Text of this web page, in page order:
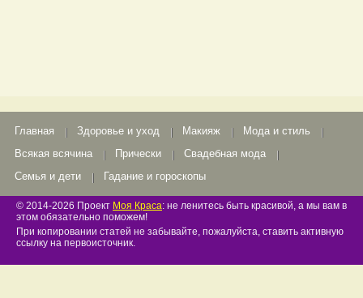
Главная Здоровье и уход Макияж
Мода и стиль
Всякая всячина
Прически
Свадебная мода
Семья и дети
Гадание и гороскопы
© 2014-2026 Проект Моя Краса: не ленитесь быть красивой, а мы вам в
этом обязательно поможем!
При копировании статей не забывайте, пожалуйста, ставить активную
ссылку на первоисточник.